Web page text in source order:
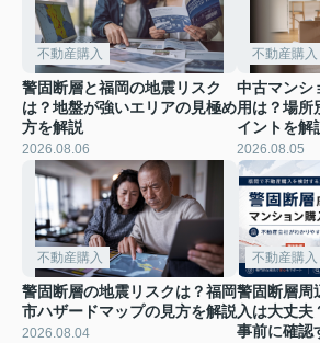
不動産購入
警固断層と福岡の地震リスク
は？地盤が強いエリアの見極め
方を解説
2026.08.06
不動産購入
中古マンシ
用は？場所
イントを解
2026.08.05
不動産購入
警固断層の地震リスクは？福岡
市ハザードマップの見方を解説
2026.08.04
不動産購入
警固断層周
入は大丈夫
事前に確認